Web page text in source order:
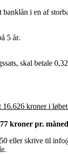
i en af
5 år.
skal betale
16.626 kroner i
kroner pr.
eller skrive til